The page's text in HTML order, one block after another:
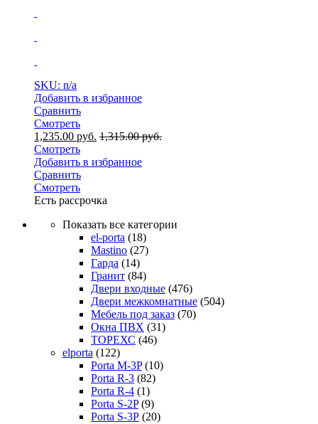
SKU: n/a
Добавить в избранное
Сравнить
Смотреть
1,235.00 руб. 1,315.00руб.
Смотреть
Добавить в избранное
Сравнить
Смотреть
Есть рассрочка
Показать все категории
el-porta (18)
Mastino (27)
Гарда (14)
Гранит (84)
Двери входные (476)
Двери межкомнатные (504)
Мебель под заказ (70)
Окна ПВХ (31)
ТОРЕХС (46)
elporta (122)
Porta M-3P (10)
Porta R-3 (82)
Porta R-4 (1)
Porta S-2P (9)
Porta S-3Р (20)